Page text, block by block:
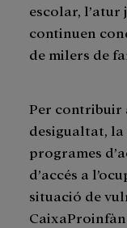
escolar,
continuen
de milers de
Per contribuir
desigualtat, la
programes
d’accés a
situació de